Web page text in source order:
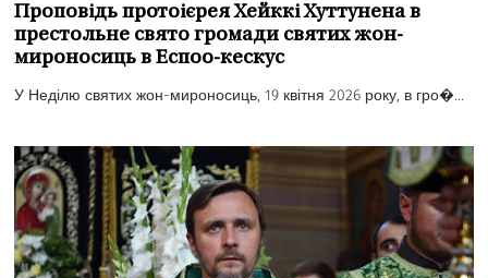
Проповідь протоієрея Хейккі Хуттунена в
престольне свято громади святих жон-
мироносиць в Еспоо-кескус
У Неділю святих жон-мироносиць, 19 квітня 2026 року, в гро�...